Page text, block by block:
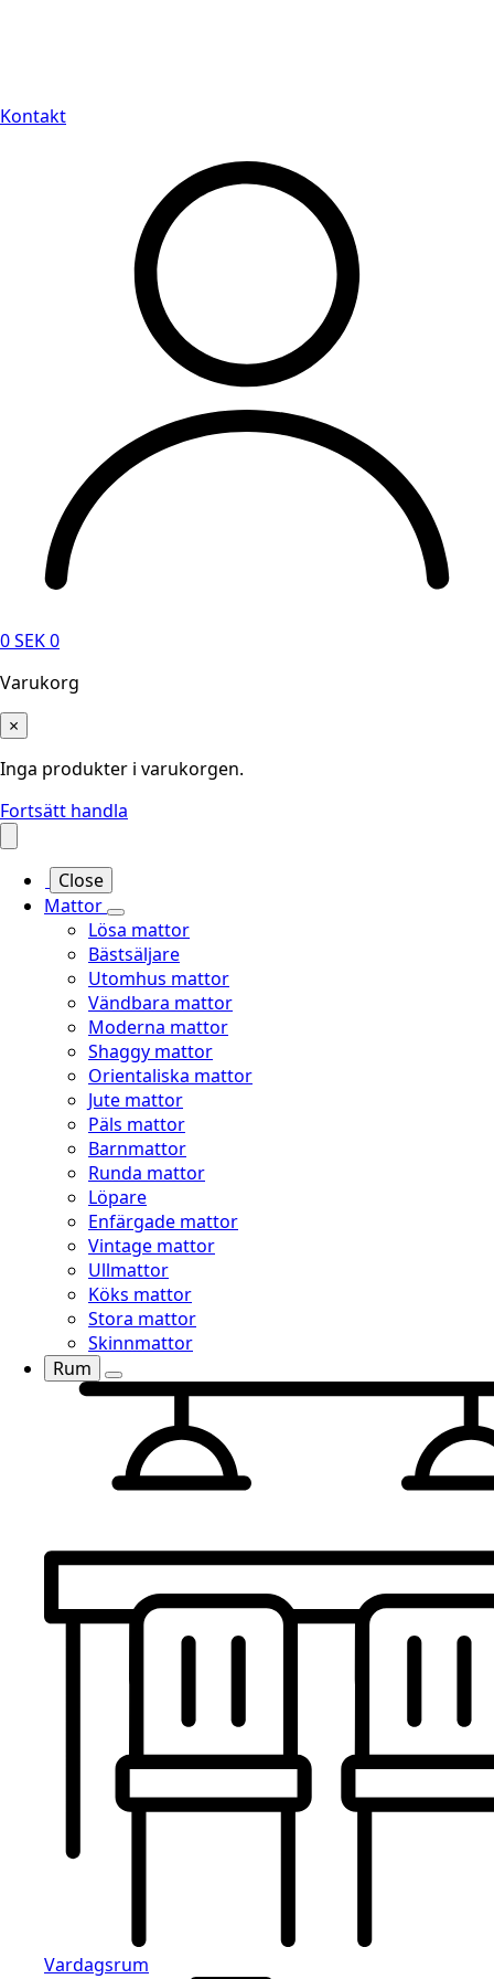
Kontakt
0SEK0
Varukorg
×
Inga produkter i varukorgen.
Fortsätt handla
Close
Mattor
Lösa mattor
Bästsäljare
Utomhus mattor
Vändbara mattor
Moderna mattor
Shaggy mattor
Orientaliska mattor
Jute mattor
Päls mattor
Barnmattor
Runda mattor
Löpare
Enfärgade mattor
Vintage mattor
Ullmattor
Köks mattor
Stora mattor
Skinnmattor
Rum
Vardagsrum